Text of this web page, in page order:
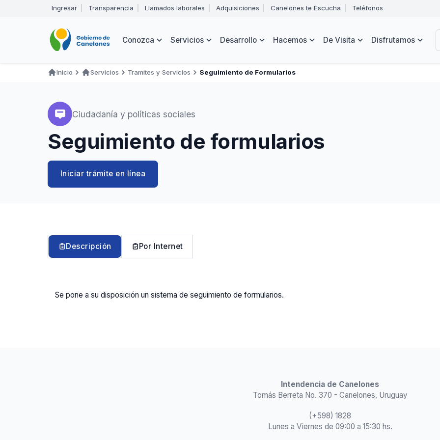
de
Abrir
menú
navegación
Ingresar Transparencia Llamados laborales Adquisiciones Canelones te Escucha Teléfonos
Navegación
Conozca Servicios Desarrollo Hacemos De Visita Disfrutamos
navegación
Inicio Servicios Tramites y Servicios Seguimiento de Formularios
Ciudadanía y políticas sociales
Seguimiento de formularios
Iniciar trámite en línea
Descripción Por Internet
Se pone a su disposición un sistema de seguimiento de formularios.
Intendencia de Canelones
Tomás Berreta No. 370 - Canelones, Uruguay
(+598) 1828
Lunes a Viernes de 09:00 a 15:30 hs.